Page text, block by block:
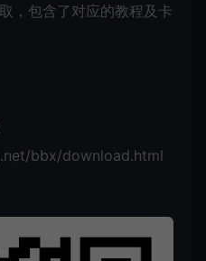
，包含了对应的教程及卡
bbx/download.html